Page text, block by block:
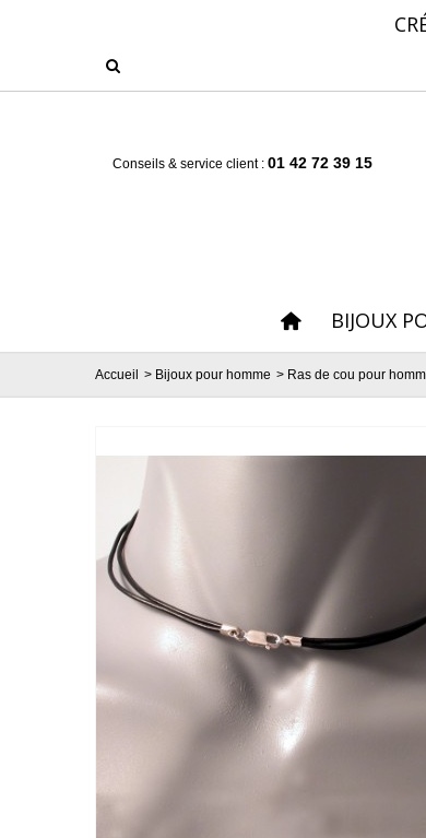
Conseils & service client : 01 42 72 39 15
BIJOUX
Accueil > Bijoux pour homme > Ras de cou pour